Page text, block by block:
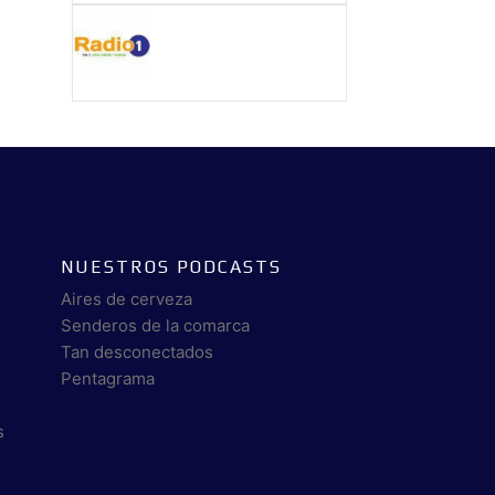
NUESTROS PODCASTS
Aires de cerveza
Senderos de la comarca
Tan desconectados
Pentagrama